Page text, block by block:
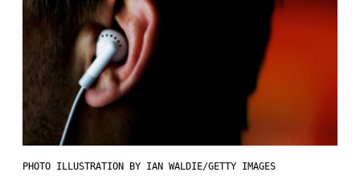
PHOTO ILLUSTRATION BY IAN WALDIE/GETTY IMAGES